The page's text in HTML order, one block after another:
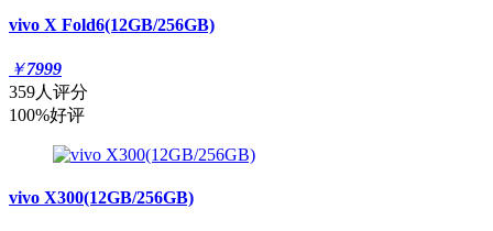
vivo X Fold6(12GB/256GB)
￥7999
359人评分
100%好评
vivo X300(12GB/256GB)